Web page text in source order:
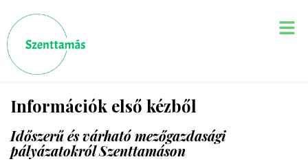
Információk első kézből
Időszerű és várható mezőgazdasági
pályázatokról Szenttamáson